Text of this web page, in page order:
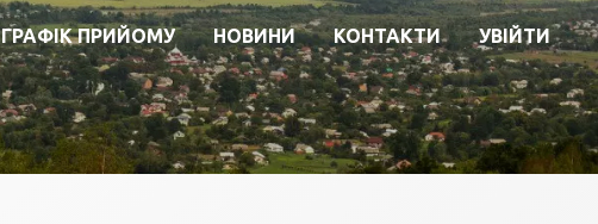
ГРАФІК ПРИЙОМУ НОВИНИ КОНТАКТИ УВІЙТИ